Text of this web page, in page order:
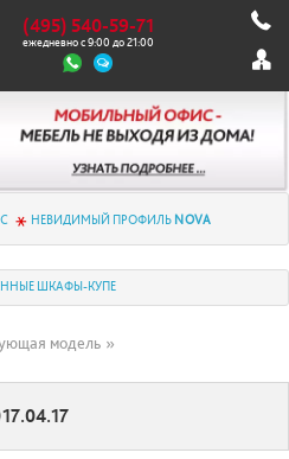
(495) 540-59-71
ежедневно с 9:00 до 21:00
НЕВИДИМЫЙ ПРОФИЛЬ NOVA
ШКАФЫ-КУПЕ
модель »